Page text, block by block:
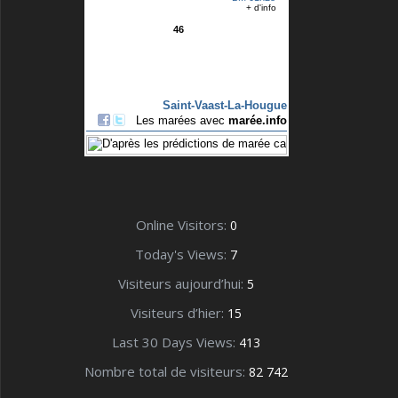
Online Visitors: 0
Today's Views: 7
Visiteurs aujourd’hui: 5
Visiteurs d’hier: 15
Last 30 Days Views: 413
Nombre total de visiteurs: 82 742